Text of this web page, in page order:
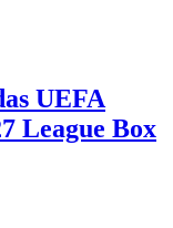
UEFA
League Box